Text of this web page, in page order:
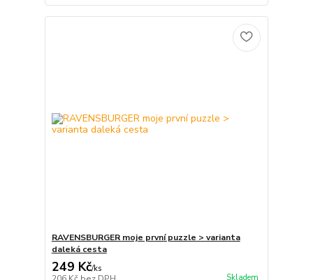
RAVENSBURGER moje první puzzle > varianta
daleká cesta
249 Kč/ks
Skladem